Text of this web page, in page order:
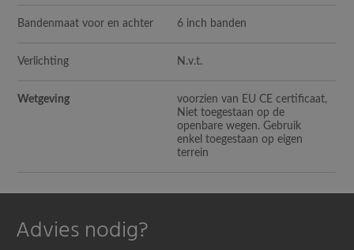
Bandenmaat voor en achter 6 inch banden
Verlichting N.v.t.
Wetgeving
voorzien van EU CE certificaat,
Niet toegestaan op de
openbare wegen. Gebruik
enkel toegestaan op eigen
terrein
Advies nodig?